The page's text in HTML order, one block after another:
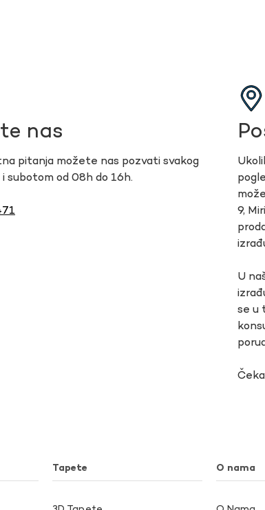
nas
pitanja možete nas pozvati svakog
i subotom od 08h do 16h.
9,
U
se u
Tapete O nama